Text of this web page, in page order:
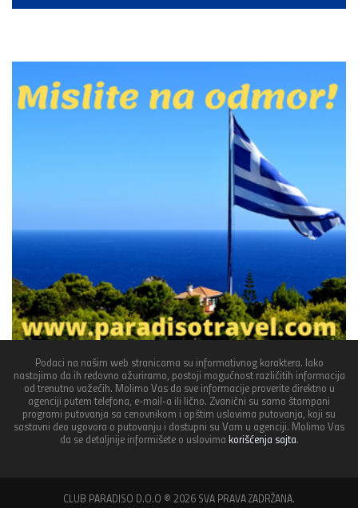
Podaci na našim web stranicama su informativnog karaktera. Iako
nastojimo da ih redovno ažuriramo, postoji mogućnost različitih informacija
od trenutno važećih. Molimo Vas da sve informacije proverite direktno u
agenciji putem telefona, e-mail-a ili lično. Zvanični su samo štampani
programi putovanja sa cenovnikom i opštim uslovima putovanja, koji su
sastavni deo ugovora o putovanju i dostupni su Vam u agenciji. Molimo Vas
da se detaljnije informišete o uslovima korišćenja sajta.
CLUB PARADISO D.O.O © 2026 SVA PRAVA ZADRŽANA.